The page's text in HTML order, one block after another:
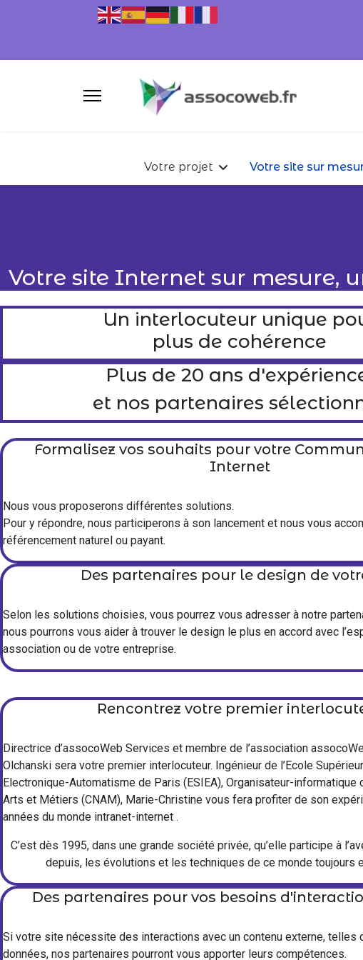
Votre projet Votre site sur
Votre site Internet sur mesure,
Un interlocuteur unique
plus de cohérence
Plus de 20 ans
et nos partenaires
Formalisez vos souhaits pour votre
Internet
Nous vous proposerons différentes solutions.
Pour y répondre, nous participerons à son lancement et nous vous
référencement naturel ou payant.
Des partenaires pour le design de
Selon les solutions choisies, vous pourrez vous adresser à notre
nous pourrons vous aider à trouver le design le plus en accord avec
association ou de votre entreprise.
Rencontrez votre premier
Directrice d’assocoWeb Services et membre de l’association
Olchanski sera votre premier interlocuteur. Ingénieur de l’Ecole
Electronique-Automatisme de Paris (ESIEA), Organisateur-informatique
Arts et Métiers (CNAM), Marie-Christine vous fera profiter de son
années du monde intranet-internet .
C’est dès 1995, dans une grande société privée, qu’elle participe à
depuis, les évolutions et les techniques de ce monde toujours
Des partenaires pour vos besoins
Si votre site nécessite des interactions avec un contenu externe, telles
données, nos partenaires pourront vous apporter leurs compétences.